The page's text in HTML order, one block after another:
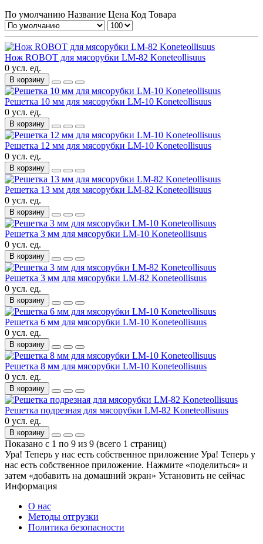
По умолчанию Название Цена Код Товара
Нож ROBOT для мясорубки LM-82 Koneteollisuus
0 усл. ед.
В корзину
Решетка 10 мм для мясорубки LM-10 Koneteollisuus
0 усл. ед.
В корзину
Решетка 12 мм для мясорубки LM-10 Koneteollisuus
0 усл. ед.
В корзину
Решетка 13 мм для мясорубки LM-82 Koneteollisuus
0 усл. ед.
В корзину
Решетка 3 мм для мясорубки LM-10 Koneteollisuus
0 усл. ед.
В корзину
Решетка 3 мм для мясорубки LM-82 Koneteollisuus
0 усл. ед.
В корзину
Решетка 6 мм для мясорубки LM-10 Koneteollisuus
0 усл. ед.
В корзину
Решетка 8 мм для мясорубки LM-10 Koneteollisuus
0 усл. ед.
В корзину
Решетка подрезная для мясорубки LM-82 Koneteollisuus
0 усл. ед.
В корзину
Показано с 1 по 9 из 9 (всего 1 страниц)
Ура! Теперь у нас есть собственное приложение Ура! Теперь у
нас есть собственное приложение. Нажмите «поделиться» и
затем «добавить на домашний экран» Установить не сейчас
Информация
О нас
Методы отгрузки
Политика безопасности